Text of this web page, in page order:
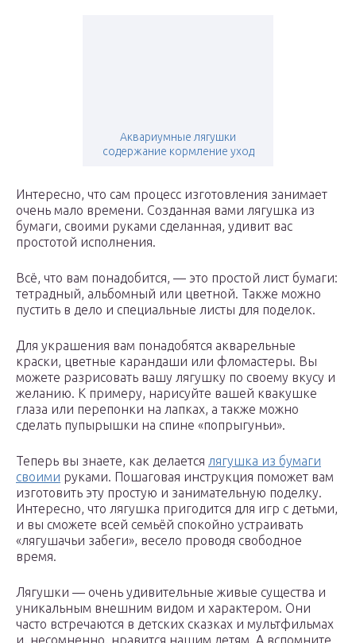
Аквариумные лягушки
содержание кормление уход
Интересно, что сам процесс изготовления занимает
очень мало времени. Созданная вами лягушка из
бумаги, своими руками сделанная, удивит вас
простотой исполнения.
Всё, что вам понадобится, — это простой лист бумаги:
тетрадный, альбомный или цветной. Также можно
пустить в дело и специальные листы для поделок.
Для украшения вам понадобятся акварельные
краски, цветные карандаши или фломастеры. Вы
можете разрисовать вашу лягушку по своему вкусу и
желанию. К примеру, нарисуйте вашей квакушке
глаза или перепонки на лапках, а также можно
сделать пупырышки на спине «попрыгуньи».
Теперь вы знаете, как делается лягушка из бумаги
своими руками. Пошаговая инструкция поможет вам
изготовить эту простую и занимательную поделку.
Интересно, что лягушка пригодится для игр с детьми,
и вы сможете всей семьёй спокойно устраивать
«лягушачьи забеги», весело проводя свободное
время.
Лягушки — очень удивительные живые существа и
уникальным внешним видом и характером. Они
часто встречаются в детских сказках и мультфильмах
и, несомненно, нравится нашим детям. А вспомните